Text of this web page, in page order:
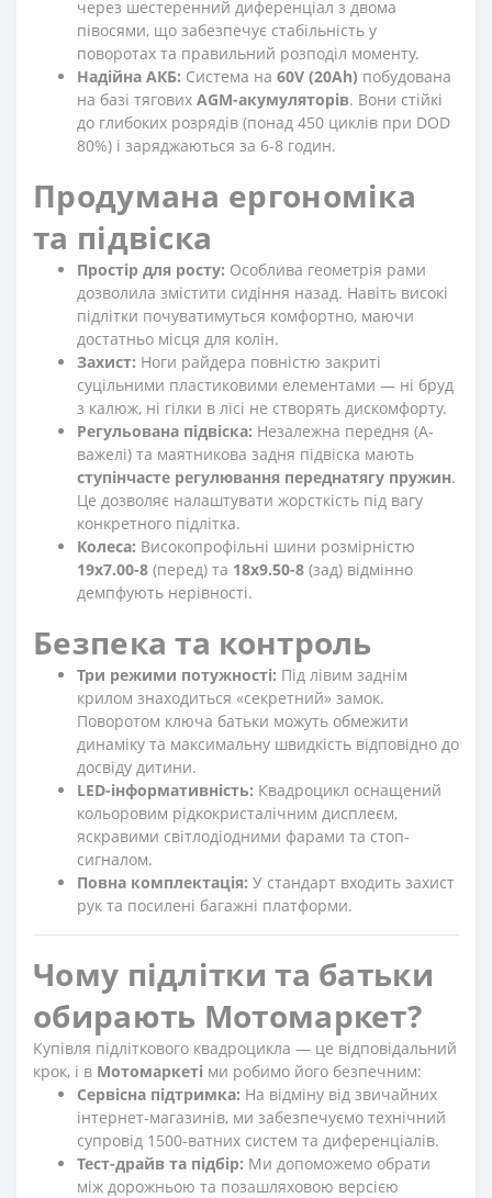
через шестеренний диференціал з двома
півосями, що забезпечує стабільність у
поворотах та правильний розподіл моменту.
Надійна АКБ: Система на 60V (20Ah) побудована
на базі тягових AGM-акумуляторів. Вони стійкі
до глибоких розрядів (понад 450 циклів при DOD
80%) і заряджаються за 6-8 годин.
Продумана ергономіка
та підвіска
Простір для росту: Особлива геометрія рами
дозволила змістити сидіння назад. Навіть високі
підлітки почуватимуться комфортно, маючи
достатньо місця для колін.
Захист: Ноги райдера повністю закриті
суцільними пластиковими елементами — ні бруд
з калюж, ні гілки в лісі не створять дискомфорту.
Регульована підвіска: Незалежна передня (A-
важелі) та маятникова задня підвіска мають
ступінчасте регулювання переднатягу пружин.
Це дозволяє налаштувати жорсткість під вагу
конкретного підлітка.
Колеса: Високопрофільні шини розмірністю
19x7.00-8 (перед) та 18x9.50-8 (зад) відмінно
демпфують нерівності.
Безпека та контроль
Три режими потужності: Під лівим заднім
крилом знаходиться «секретний» замок.
Поворотом ключа батьки можуть обмежити
динаміку та максимальну швидкість відповідно до
досвіду дитини.
LED-інформативність: Квадроцикл оснащений
кольоровим рідкокристалічним дисплеєм,
яскравими світлодіодними фарами та стоп-
сигналом.
Повна комплектація: У стандарт входить захист
рук та посилені багажні платформи.
Чому підлітки та батьки
обирають Мотомаркет?
Купівля підліткового квадроцикла — це відповідальний
крок, і в Мотомаркеті ми робимо його безпечним:
Сервісна підтримка: На відміну від звичайних
інтернет-магазинів, ми забезпечуємо технічний
супровід 1500-ватних систем та диференціалів.
Тест-драйв та підбір: Ми допоможемо обрати
між дорожньою та позашляховою версією